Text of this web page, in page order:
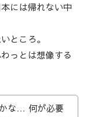
には帰れない中
ところ。
っとは想像する
な… 何が必要